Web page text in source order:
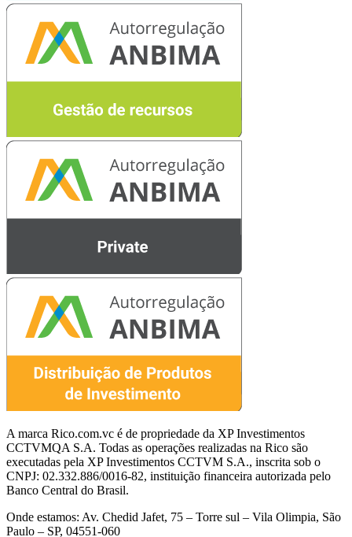
A marca Rico.com.vc é de propriedade da XP Investimentos
CCTVMQA S.A. Todas as operações realizadas na Rico são
executadas pela XP Investimentos CCTVM S.A., inscrita sob o
CNPJ: 02.332.886/0016-82, instituição financeira autorizada pelo
Banco Central do Brasil.
Onde estamos: Av. Chedid Jafet, 75 – Torre sul – Vila Olimpia, São
Paulo – SP, 04551-060